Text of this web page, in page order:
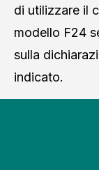
di utilizzare il
modello F24
sulla
indicato.